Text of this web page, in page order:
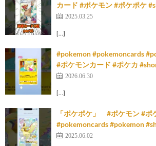
カード #ポケモン #ポケポケ
2025.03.25
[…]
#pokemon #pokemoncards
#ポケモンカード #ポケカ
2026.06.30
[…]
「ポケポケ」 #ポケモン #ポ
#pokemoncards #pokemon
2025.06.02